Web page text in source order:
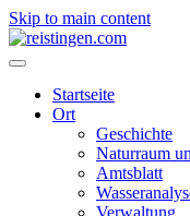
Skip to main content
Startseite
Ort
Geschichte
Naturraum
Amtsblatt
Verwaltung